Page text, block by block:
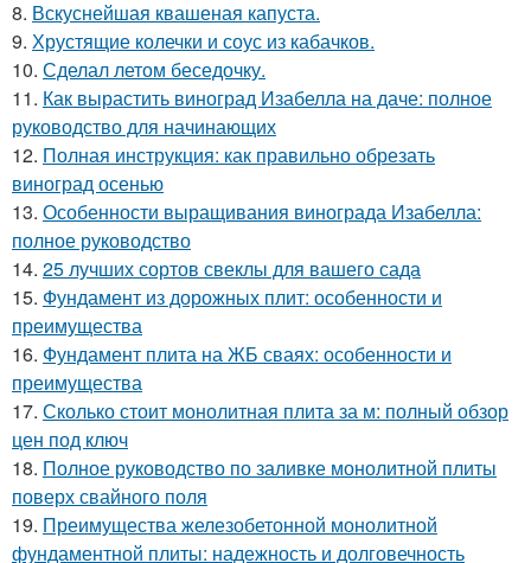
8. Вскуснейшая квашеная капуста.
9. Хрустящие колечки и соус из кабачков.
10. Сделал летом беседочку.
11. Как вырастить виноград Изабелла на даче: полное
руководство для начинающих
12. Полная инструкция: как правильно обрезать
виноград осенью
13. Особенности выращивания винограда Изабелла:
полное руководство
14. 25 лучших сортов свеклы для вашего сада
15. Фундамент из дорожных плит: особенности и
преимущества
16. Фундамент плита на ЖБ сваях: особенности и
преимущества
17. Сколько стоит монолитная плита за м: полный обзор
цен под ключ
18. Полное руководство по заливке монолитной плиты
поверх свайного поля
19. Преимущества железобетонной монолитной
фундаментной плиты: надежность и долговечность